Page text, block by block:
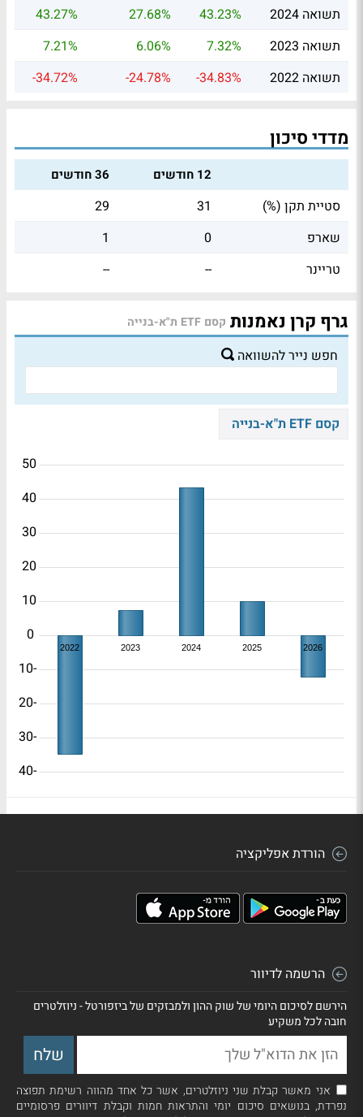
תשואה 2024
43.23%
27.68%
43.27%
תשואה 2023
7.32%
6.06%
7.21%
תשואה 2022
-34.83%
-24.78%
-34.72%
מדדי סיכון
12 חודשים 36 חודשים
סטיית תקן (%) 31
29
שארפ
0
1
טריינר
--
--
גרף קרן נאמנות קסם ETF ת"א-בנייה
חפש נייר להשוואה
קסם ETF ת"א-בנייה
2022 2023 2024 2025 2026
-40
-30
-20
-10
0
10
20
30
40
50
הורדת אפליקציה
הרשמה לדיוור
הירשם לסיכום היומי של שוק ההון ולמבזקים של ביזפורטל - ניוזלטרים
חובה לכל משקיע
אני מאשר קבלת שני ניוזלטרים, אשר כל אחד מהווה רשימת תפוצה
נפרדת, בנושאים סיכום יומי והתראות חמות וקבלת דיוורים פרסומיים